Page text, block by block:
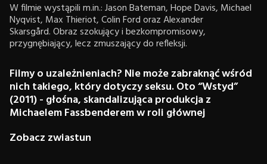
W filmie wystąpili m.in.: Jason Bateman, Hope Davis, Michael
Nyqvist, Max Thieriot, Colin Ford oraz Alexander
Skarsgård. Obraz szokujący i bezkompromisowy,
przygnębiający, lecz zmuszający do refleksji.
Filmy o uzależnieniach? Nie może zabraknąć wśród
nich takiego, który dotyczy seksu. Oto “Wstyd”
(2011) - głośna, skandalizująca produkcja z
Michaelem Fassbenderem w roli głównej
Zobacz zwiastun